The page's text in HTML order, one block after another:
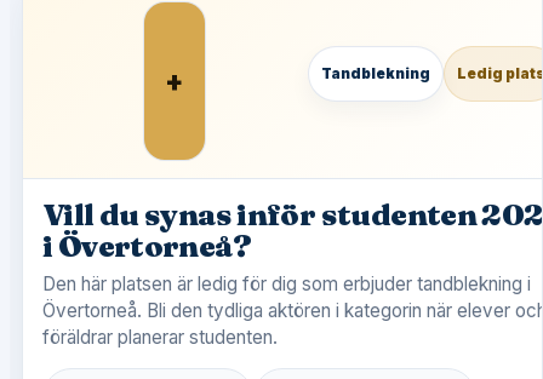
+ Tandblekning Ledig
Vill du synas inför studenten
i Övertorneå?
Den här platsen är ledig för dig som erbjuder tandblekning i
Övertorneå. Bli den tydliga aktören i kategorin när elever
föräldrar planerar studenten.